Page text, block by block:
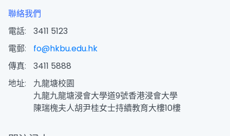
聯絡我們
電話:
3411 5123
電郵:
fo@hkbu.edu.hk
傳真:
3411 5888
地址:
九龍塘校園
九龍九龍塘浸會大學道9號香港浸會大學
陳瑞槐夫人胡尹桂女士持續教育大樓10樓